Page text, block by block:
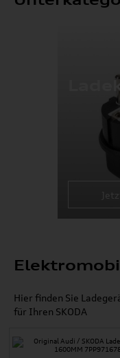
Hier finden Sie
für Ihren SKODA